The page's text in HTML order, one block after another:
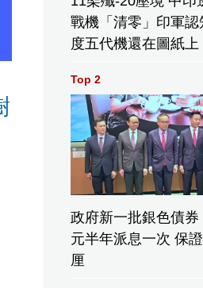
戰機「清零」印軍認
度五代機還在圖紙上
Top 2
政府新一批銀色債券
元半年派息一次 保
厘